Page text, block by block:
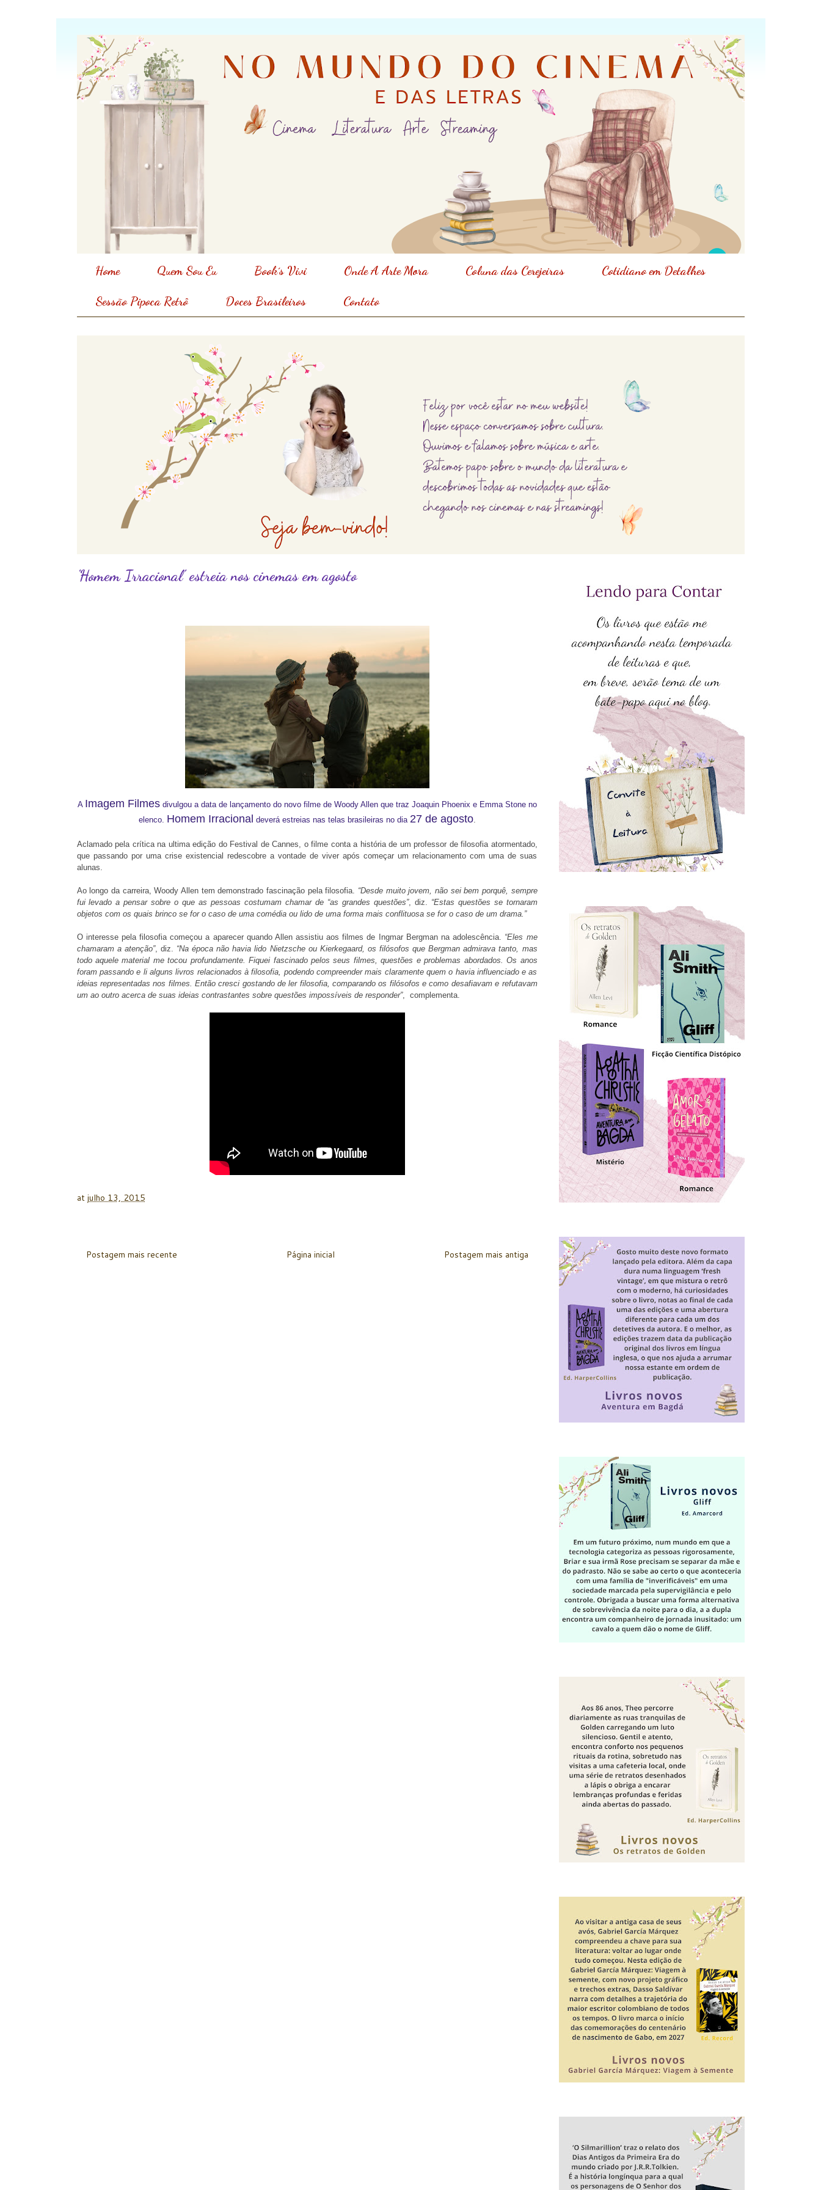
Home Quem Sou Eu Book´s Vivi Onde A Arte Mora Coluna das Cerejeiras Cotidiano em Detalhes
Sessão Pipoca Retrô Doces Brasileiros Contato
'Homem Irracional' estreia nos cinemas em agosto
A Imagem Filmesdivulgou a data de lançamento do novo filme de Woody Allen que traz Joaquin Phoenix e Emma Stone no
elenco. Homem Irracional deverá estreias nas telas brasileiras no dia 27 de agosto.
Aclamado pela crítica na ultima edição do Festival de Cannes, o filme conta a história de um professor de filosofia atormentado,
que passando por uma crise existencial redescobre a vontade de viver após começar um relacionamento com uma de suas
alunas.
Ao longo da carreira, Woody Allen tem demonstrado fascinação pela filosofia. “Desde muito jovem, não sei bem porquê, sempre
fui levado a pensar sobre o que as pessoas costumam chamar de “as grandes questões”, diz. “Estas questões se tornaram
objetos com os quais brinco se for o caso de uma comédia ou lido de uma forma mais conflituosa se for o caso de um drama.”
O interesse pela filosofia começou a aparecer quando Allen assistiu aos filmes de Ingmar Bergman na adolescência. “Eles me
chamaram a atenção”, diz. “Na época não havia lido Nietzsche ou Kierkegaard, os filósofos que Bergman admirava tanto, mas
todo aquele material me tocou profundamente. Fiquei fascinado pelos seus filmes, questões e problemas abordados. Os anos
foram passando e li alguns livros relacionados à filosofia, podendo compreender mais claramente quem o havia influenciado e as
ideias representadas nos filmes. Então cresci gostando de ler filosofia, comparando os filósofos e como desafiavam e refutavam
um ao outro acerca de suas ideias contrastantes sobre questões impossíveis de responder”, complementa.
at julho 13, 2015
Postagem mais recente Postagem mais antiga
Página inicial